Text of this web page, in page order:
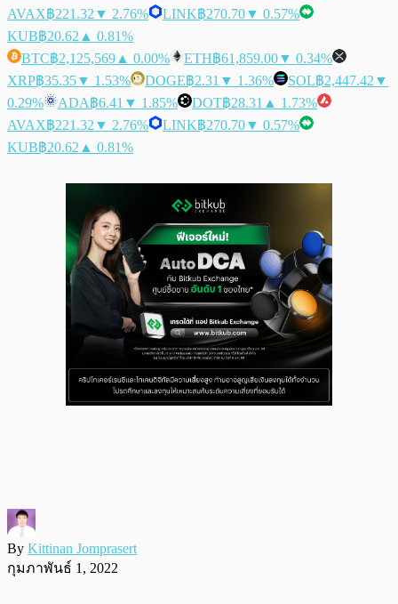
AVAX฿221.32 ▼ 2.76% LINK฿270.70▼ 0.57%
KUB฿20.62 ▲ 0.81%
BTC฿2,125,569 ▲ 0.00% ETH฿61,859.00▼ 0.34%
XRP฿35.35▼ 1.53% DOGE฿2.31 ▼ 1.36% SOL฿2,447.42 ▼
0.29%
ADA฿6.41 ▼ 1.85% DOT฿28.31 ▲ 1.73%
AVAX฿221.32 ▼ 2.76% LINK฿270.70▼ 0.57%
KUB฿20.62 ▲ 0.81%
By Kittinan Jomprasert
กุมภาพันธ์ 1, 2022